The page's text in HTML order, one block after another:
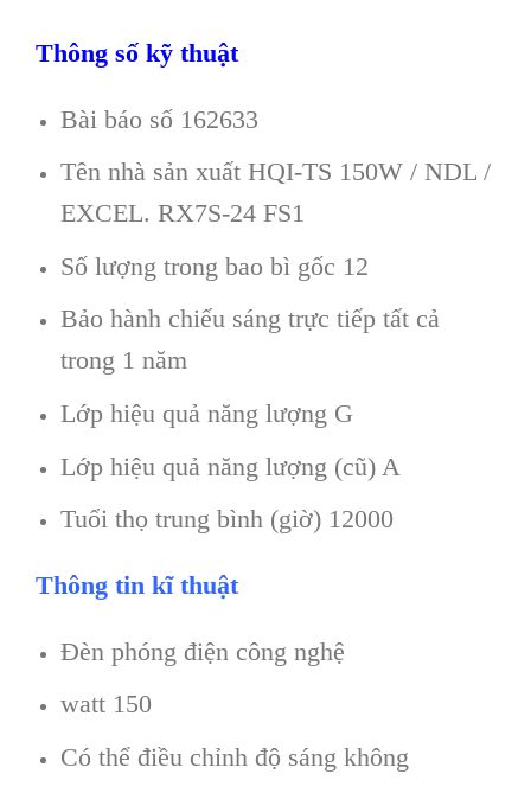
Thông số kỹ thuật
Bài báo số 162633
Tên nhà sản xuất HQI-TS 150W / NDL /
EXCEL. RX7S-24 FS1
Số lượng trong bao bì gốc 12
Bảo hành chiếu sáng trực tiếp tất cả
trong 1 năm
Lớp hiệu quả năng lượng G
Lớp hiệu quả năng lượng (cũ) A
Tuổi thọ trung bình (giờ) 12000
Thông tin kĩ thuật
Đèn phóng điện công nghệ
watt 150
Có thể điều chỉnh độ sáng không